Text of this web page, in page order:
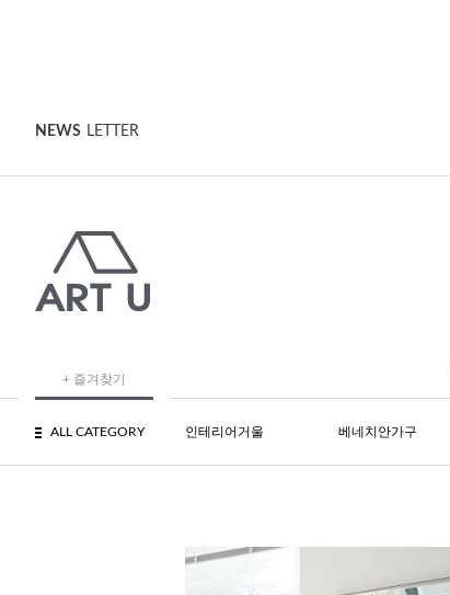
NEWS LETTER
+ 즐겨찾기
ALL CATEGORY 인테리어거울 베네치안가구